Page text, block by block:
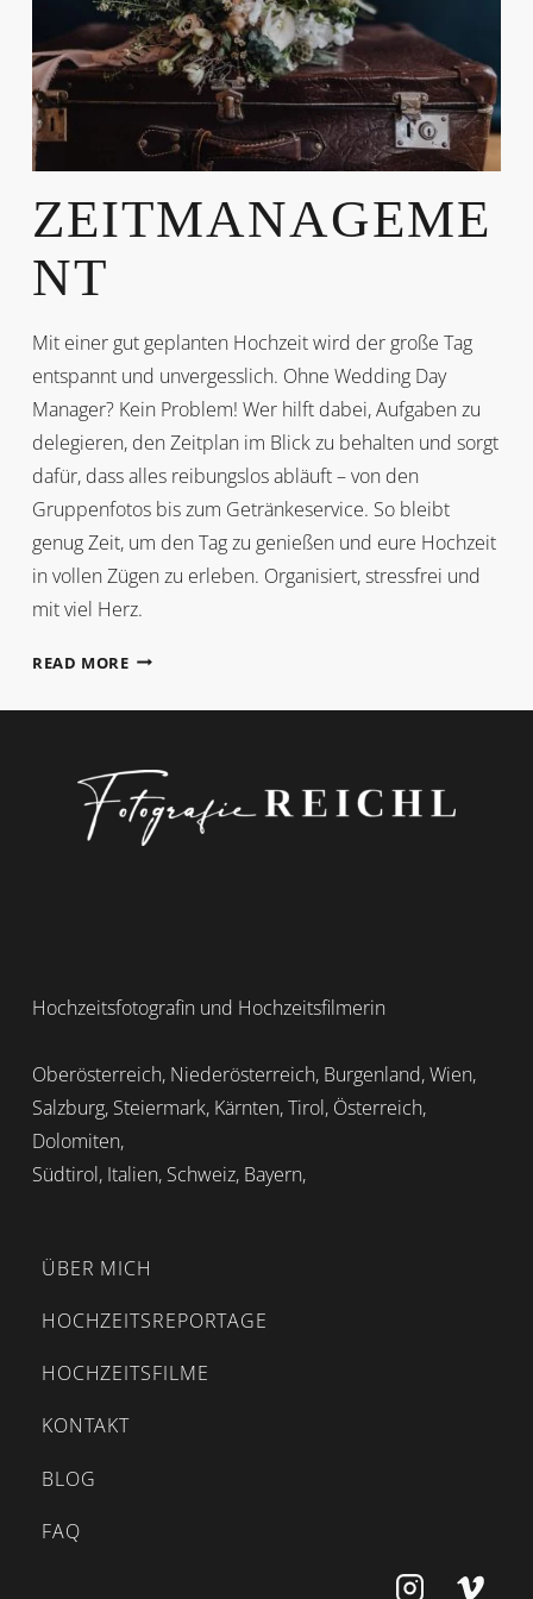
ZEITMANAGEME
NT
Mit einer gut geplanten Hochzeit wird der große Tag
entspannt und unvergesslich. Ohne Wedding Day
Manager? Kein Problem! Wer hilft dabei, Aufgaben zu
delegieren, den Zeitplan im Blick zu behalten und sorgt
dafür, dass alles reibungslos abläuft – von den
Gruppenfotos bis zum Getränkeservice. So bleibt
genug Zeit, um den Tag zu genießen und eure Hochzeit
in vollen Zügen zu erleben. Organisiert, stressfrei und
mit viel Herz.
READ MOREZEITMANAGEMENT
Hochzeitsfotografin und Hochzeitsfilmerin
Oberösterreich, Niederösterreich, Burgenland, Wien,
Salzburg, Steiermark, Kärnten, Tirol, Österreich,
Dolomiten,
Südtirol, Italien, Schweiz, Bayern,
ÜBER MICH
HOCHZEITSREPORTAGE
HOCHZEITSFILME
KONTAKT
BLOG
FAQ